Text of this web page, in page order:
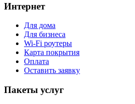
Интернет
Для дома
Для бизнеса
Wi-Fi роутеры
Карта покрытия
Оплата
Оставить заявку
Пакеты услуг